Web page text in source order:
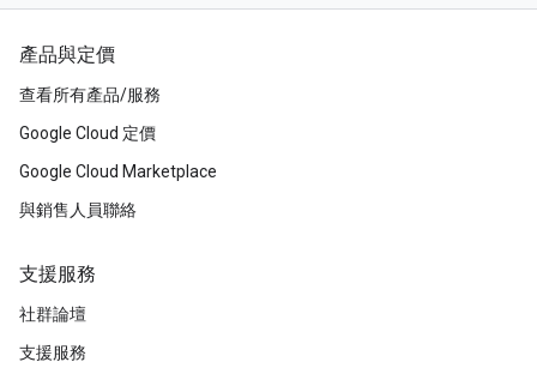
產品與定價
查看所有產品/服務
Google Cloud 定價
Google Cloud Marketplace
與銷售人員聯絡
支援服務
社群論壇
支援服務